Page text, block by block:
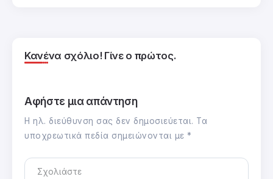
Κανένα σχόλιο! Γίνε ο πρώτος.
Αφήστε μια απάντηση
Η ηλ. διεύθυνση σας δεν δημοσιεύεται. Τα
υποχρεωτικά πεδία σημειώνονται με *